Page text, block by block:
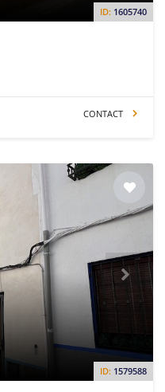
ID: 1605740
CONTACT
ID: 1579588